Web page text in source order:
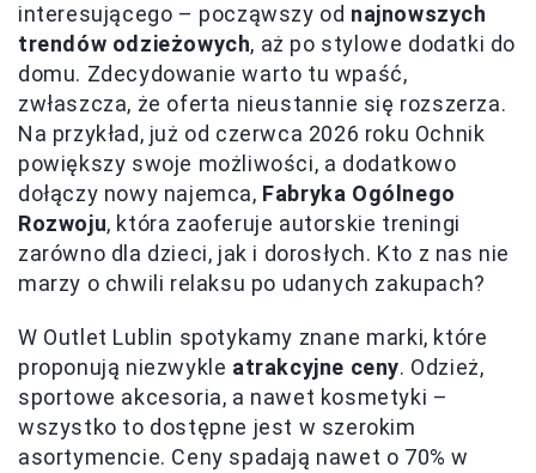
interesującego – począwszy od najnowszych
trendów odzieżowych, aż po stylowe dodatki do
domu. Zdecydowanie warto tu wpaść,
zwłaszcza, że oferta nieustannie się rozszerza.
Na przykład, już od czerwca 2026 roku Ochnik
powiększy swoje możliwości, a dodatkowo
dołączy nowy najemca, Fabryka Ogólnego
Rozwoju, która zaoferuje autorskie treningi
zarówno dla dzieci, jak i dorosłych. Kto z nas nie
marzy o chwili relaksu po udanych zakupach?
W Outlet Lublin spotykamy znane marki, które
proponują niezwykle atrakcyjne ceny. Odzież,
sportowe akcesoria, a nawet kosmetyki –
wszystko to dostępne jest w szerokim
asortymencie. Ceny spadają nawet o 70% w